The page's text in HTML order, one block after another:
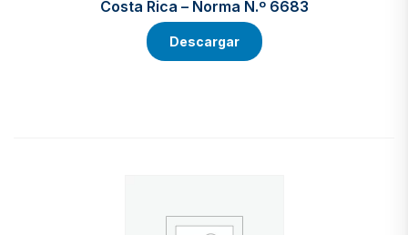
Costa Rica – Norma N.º 6683
Descargar